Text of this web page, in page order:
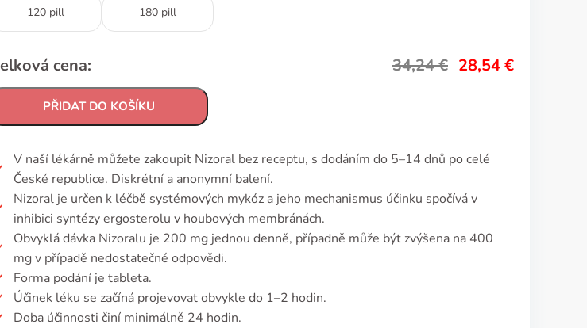
120 pill 180 pill
cena: 34,24€ 28,54€
PŘIDAT DO KOŠÍKU
V naší lékárně můžete zakoupit Nizoral bez receptu, s dodáním do 5–14 dnů po celé
České republice. Diskrétní a anonymní balení.
Nizoral je určen k léčbě systémových mykóz a jeho mechanismus účinku spočívá v
inhibici syntézy ergosterolu v houbových membránách.
Obvyklá dávka Nizoralu je 200 mg jednou denně, případně může být zvýšena na 400
mg v případě nedostatečné odpovědi.
Forma podání je tableta.
Účinek léku se začíná projevovat obvykle do 1–2 hodin.
Doba účinnosti činí minimálně 24 hodin.